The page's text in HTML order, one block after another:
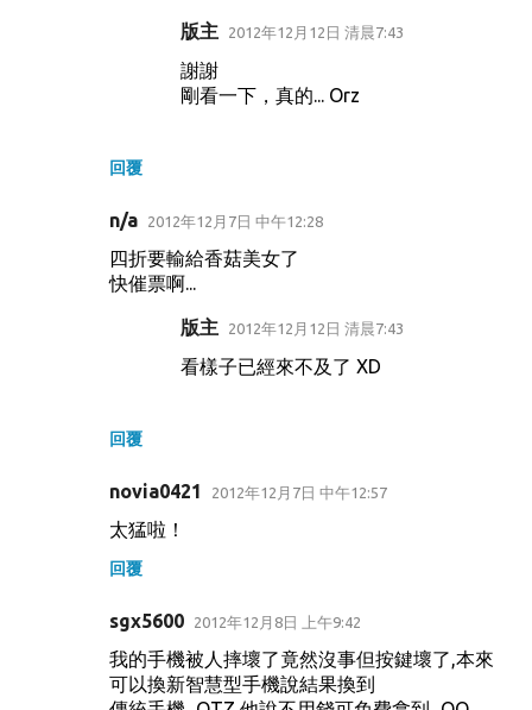
回覆
版主 2012年12月12日 清晨7:43
謝謝
剛看一下，真的... Orz
n/a 2012年12月7日 中午12:28
四折要輸給香菇美女了
快催票啊...
回覆
版主 2012年12月12日 清晨7:43
看樣子已經來不及了 XD
novia0421 2012年12月7日 中午12:57
太猛啦！
回覆
sgx5600 2012年12月8日 上午9:42
我的手機被人摔壞了竟然沒事但按鍵壞了,本來
可以換新智慧型手機說結果換到